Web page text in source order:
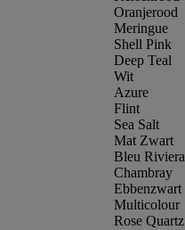
Oranjerood
Meringue
Shell Pink
Deep Teal
Wit
Azure
Flint
Sea Salt
Mat Zwart
Bleu Riviera
Chambray
Ebbenzwart
Multicolour
Rose Quartz